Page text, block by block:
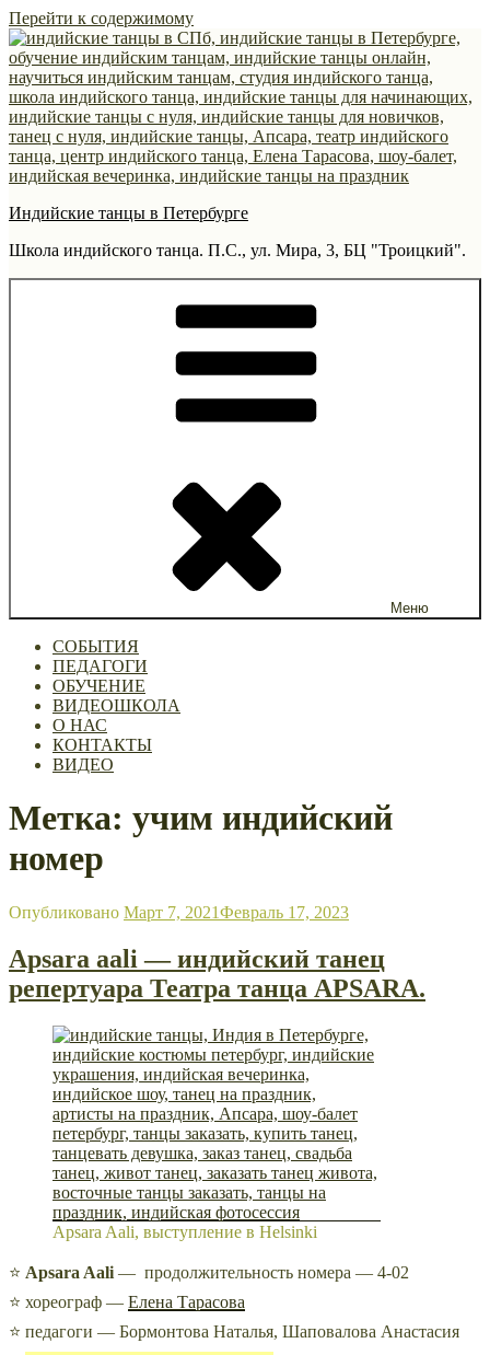
Перейти к содержимому
Индийские танцы в Петербурге
Школа индийского танца. П.С., ул. Мира, 3, БЦ "Троицкий".
Меню
СОБЫТИЯ
ПЕДАГОГИ
ОБУЧЕНИЕ
ВИДЕОШКОЛА
О НАС
КОНТАКТЫ
ВИДЕО
Метка: учим индийский
номер
Опубликовано Март 7, 2021Февраль 17, 2023
Apsara aali — индийский танец
репертуара Театра танца APSARA.
Apsara Aali, выступление в Helsinki
⭐ Apsara Aali — продолжительность номера — 4-02
⭐ хореограф — Елена Тарасова
⭐ педагоги — Бормонтова Наталья, Шаповалова Анастасия